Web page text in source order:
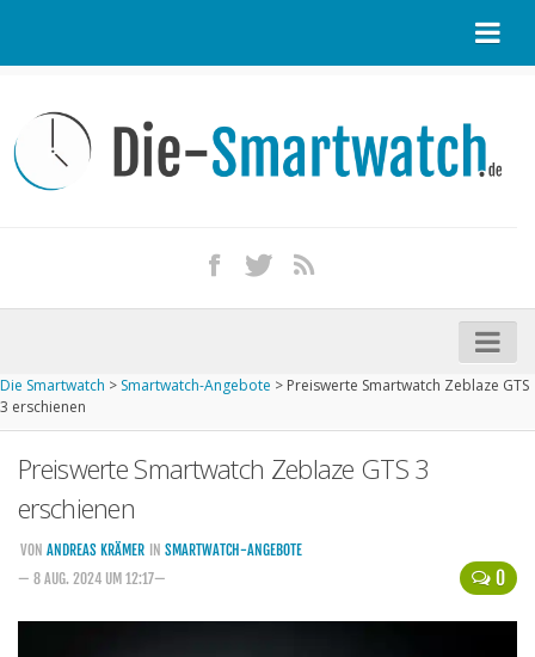
Kontakt / Tipp geben
Impressum
iPhone kaufen
Startseite
Kommende Smartwatches
Handytarife
BASE
Die Smartwatch > Smartwatch-Angebote > Preiswerte Smartwatch Zeblaze GTS
3 erschienen
Preiswerte Smartwatch Zeblaze GTS 3
erschienen
0
VON ANDREAS KRÄMER IN SMARTWATCH-ANGEBOTE
— 8 AUG. 2024 UM 12:17—